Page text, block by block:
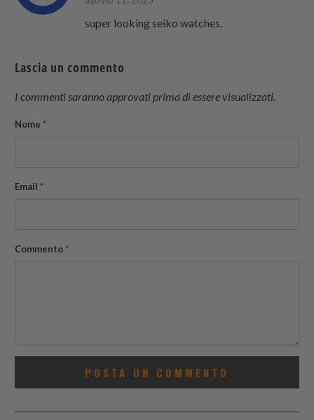
super looking seiko watches.
Lascia un commento
I commenti saranno approvati prima di essere visualizzati.
Nome *
Email *
Commento *